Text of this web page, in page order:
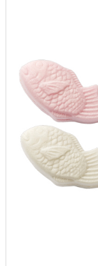
DIY用品
引菓子
引出物ギフト
カタログギフト
ブライダルバッグ